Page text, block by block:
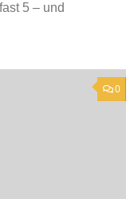
5 – und
0